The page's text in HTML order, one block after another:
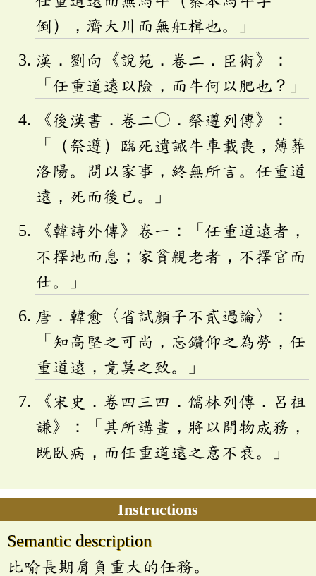
倒），濟大川而無舡楫也。」
漢．劉向《說苑．卷二．臣術》：
「任重道遠以險，而牛何以肥也？」
《後漢書．卷二〇．祭遵列傳》：
「（祭遵）臨死遺誡牛車載喪，薄葬
洛陽。問以家事，終無所言。任重道
遠，死而後已。」
《韓詩外傳》卷一：「任重道遠者，
不擇地而息；家貧親老者，不擇官而
仕。」
唐．韓愈〈省試顏子不貳過論〉：
「知高堅之可尚，忘鑽仰之為勞，任
重道遠，竟莫之致。」
《宋史．卷四三四．儒林列傳．呂祖
謙》：「其所講畫，將以開物成務，
既臥病，而任重道遠之意不衰。」
Instructions
Semantic description
比喻長期肩負重大的任務。